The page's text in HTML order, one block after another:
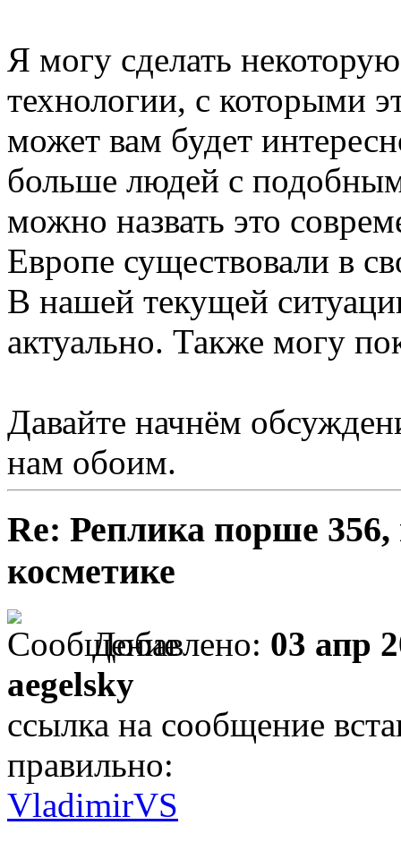
Я могу сделать
технологии, с которыми
может вам будет
больше людей с
можно назвать это
Европе существовали в
В нашей текущей
актуально. Также могу
Давайте начнём
нам обоим.
Re: Реплика порше 356,
косметике
Добавлено: 03 апр
aegelsky
ссылка на сообщение
правильно:
VladimirVS